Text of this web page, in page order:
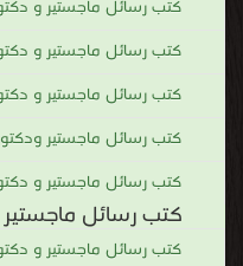
كتب رسائل ماجستير و
كتب رسائل ماجستير و
كتب رسائل ماجستير و
كتب رسائل ماجستير
كتب رسائل ماجستير و
كتب رسائل
كتب رسائل ماجستير و